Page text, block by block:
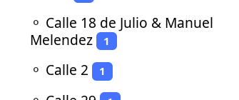
⚬ Calle 18 de Julio & Manuel
Melendez
1
⚬ Calle 2 1